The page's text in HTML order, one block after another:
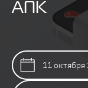
АПК
11 октября